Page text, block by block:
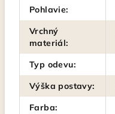
Pohlavie:
Vrchný
materiál:
Typ odevu:
Výška postavy:
Farba: